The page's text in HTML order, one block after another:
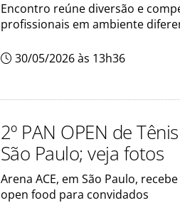
Encontro reúne diversão e
profissionais em ambiente
30/05/2026 às 13h36
2º PAN OPEN de
São Paulo; veja fotos
Arena ACE, em São Paulo,
open food para convidados